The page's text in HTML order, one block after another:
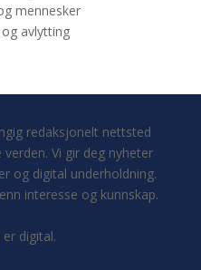
mennesker
avlytting
redaksjonelt nettsted
Vi gir deg nyheter
og digital underholdning.
interesse og kunnskap.
digital.